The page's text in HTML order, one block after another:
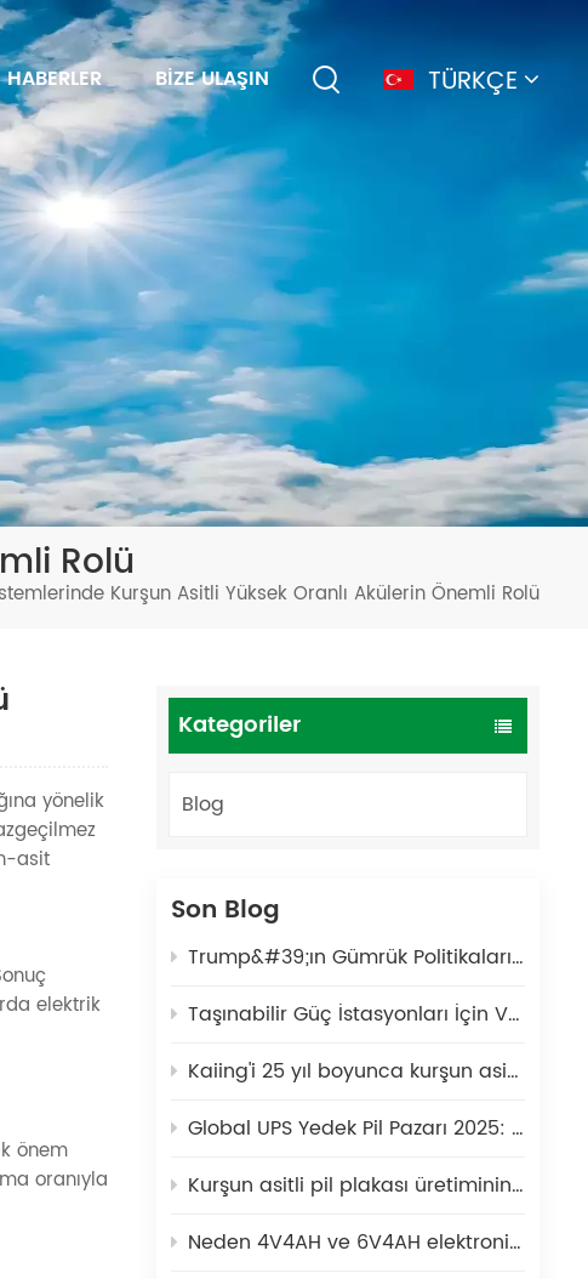
HABERLER BIZE ULAŞIN TÜRKÇE
español
português
Türkçe
Rolü
Kurşun Asitli Yüksek Oranlı Akülerin Önemli Rolü
Kategoriler
Blog
Son Blog
Trump&#39;ın Gümrük Politikaları Konusundaki Delirmişliği!!!
Taşınabilir Güç İstasyonları İçin VRLA Akü: Açık Hava Senaryoları İçin Güvenli ve Dayanıklı Bir Enerji Çözümü
Kaiing'i 25 yıl boyunca kurşun asit pil üretiminde güvenilir bir küresel ortak yapan nedir?
Global UPS Yedek Pil Pazarı 2025: Kurşun asit ve lityum piller nasıl bir arada varoluş
Kurşun asitli pil plakası üretiminin kapsamlı bir analizi: kurşun ingotlardan yeşil plakalara kadar
Neden 4V4AH ve 6V4AH elektronik ölçekler için tercih edilen güç kaynağı haline geldi?
yönelik
asit
elektrik
önem
oranıyla